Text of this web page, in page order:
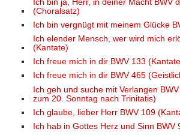
Ich bin ja, Herr, in deiner Macht BWV
(Choralsatz)
Ich bin vergnügt mit meinem Glücke
Ich elender Mensch, wer wird mich
(Kantate)
Ich freue mich in dir BWV 133
Ich freue mich in dir BWV 465
Ich geh und suche mit Verlangen
zum 20. Sonntag nach Trinitatis)
Ich glaube, lieber Herr BWV 109
Ich hab in Gottes Herz und Sinn BWV